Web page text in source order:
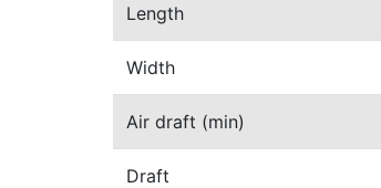
Length
Width
Air draft (min)
Draft